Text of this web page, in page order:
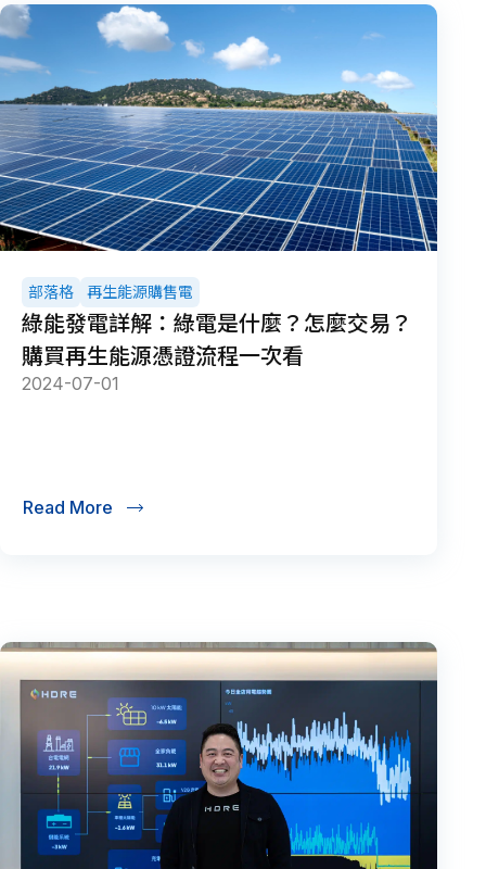
再生能源購售電
部落格
綠能發電詳解：綠電是什麼？怎麼交易？
購買再生能源憑證流程一次看
2024-07-01
Read More